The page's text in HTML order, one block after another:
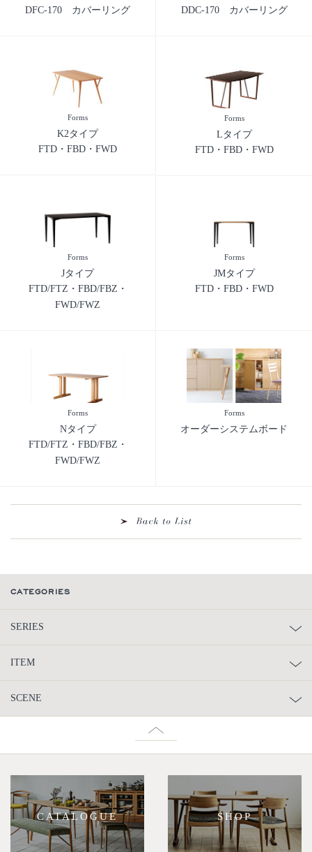
DFC-170 カバーリング
DDC-170 カバーリング
Forms
K2タイプ
FTD・FBD・FWD
Forms
Lタイプ
FTD・FBD・FWD
Forms
Jタイプ
FTD/FTZ・FBD/FBZ・
FWD/FWZ
Forms
JMタイプ
FTD・FBD・FWD
Forms
Nタイプ
FTD/FTZ・FBD/FBZ・
FWD/FWZ
Forms
オーダーシステムボード
CATEGORIES
SERIES
ITEM
SCENE
CATALOGUE SHOP